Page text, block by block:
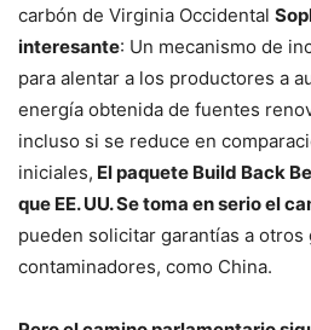
carbón de Virginia Occidental
interesante: Un mecanismo de
para alentar a los productores a
energía obtenida de fuentes
incluso si se reduce en
iniciales, El paquete Build Back
que EE. UU. Se toma en serio el
pueden solicitar garantías a otros
contaminadores, como China.